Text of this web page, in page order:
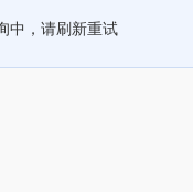
中，请刷新重试